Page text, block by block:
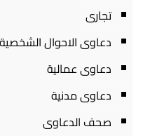
تجارى
دعاوى الاحوال الشخصية
دعاوى عمالية
دعاوى مدنية
صحف الدعاوى